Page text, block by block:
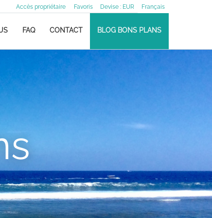
Français
Devise : EUR
Favoris
Accès propriétaire
FAQ CONTACT BLOG BONS PLANS